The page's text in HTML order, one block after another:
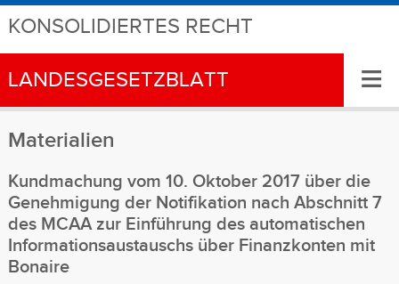
KONSOLIDIERTES RECHT
LANDESGESETZBLATT ≡
Materialien
Kundmachung vom 10. Oktober 2017 über die
Genehmigung der Notifikation nach Abschnitt 7
des MCAA zur Einführung des automatischen
Informationsaustauschs über Finanzkonten mit
Bonaire